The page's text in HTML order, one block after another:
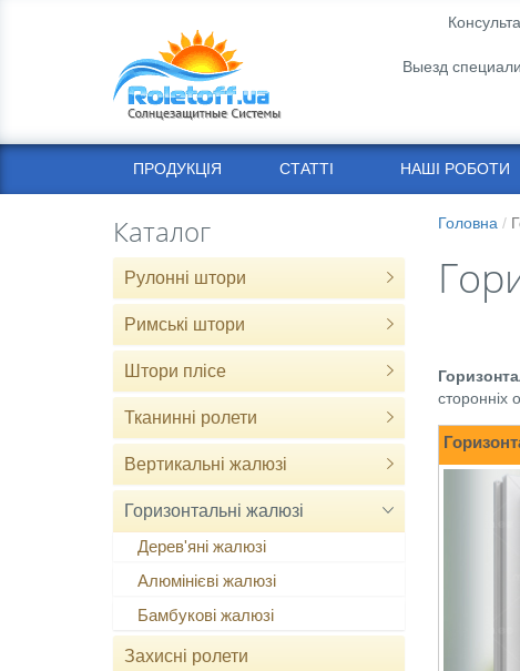
Выезд
ПРОДУКЦІЯ СТАТТІ НАШІ РОБОТИ
Каталог
Рулонні штори
Римські штори
Штори плісе
Тканинні ролети
Вертикальні жалюзі
Горизонтальні жалюзі
Дерев'яні жалюзі
Алюмінієві жалюзі
Бамбукові жалюзі
Захисні ролети
Головна
сторонніх